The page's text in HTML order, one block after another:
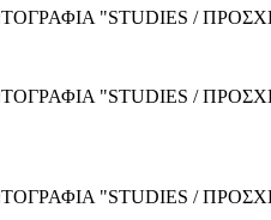
"STUDIES /
"STUDIES /
"STUDIES /